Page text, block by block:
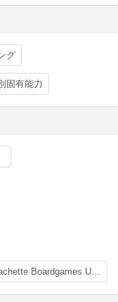
グ
固有能力
Boardgames USA）